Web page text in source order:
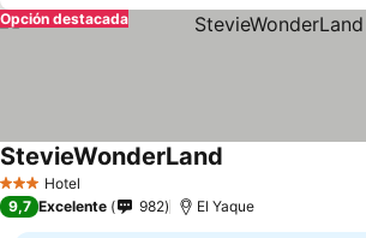
Opción destacada
3 Estrellas
Hotel
StevieWonderLand
9,7 Excelente 982 El Yaque